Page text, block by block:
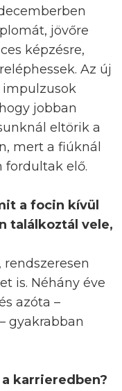
jövőre
képzésre,
Az új
impulzusok
jobban
eltörik a
mert a fiúknál
fordultak elő.
a focin kívül
találkoztál vele,
is. Néhány éve
azóta –
gyakrabban
karrieredben?